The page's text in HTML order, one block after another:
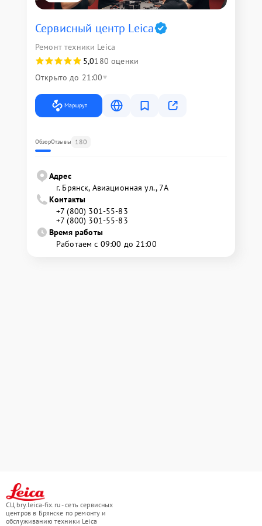
Сервисный центр Leica
Ремонт техники Leica
5,0180 оценки
Открыто до 21:00
Маршрут
ОбзорОтзывы 180
Адрес
г. Брянск, Авиационная ул., 7А
Контакты
+7 (800) 301-55-83
+7 (800) 301-55-83
Время работы
Работаем с 09:00 до 21:00
СЦ bry.leica-fix.ru - сеть сервисных
центров в Брянске по ремонту и
обслуживанию техники Leica